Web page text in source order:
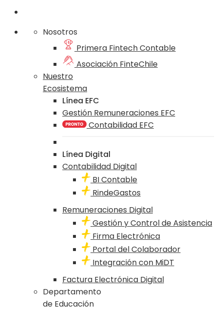
Nosotros
Primera Fintech Contable
Asociación FinteChile
Nuestro
Ecosistema
Línea EFC
Gestión Remuneraciones EFC
Contabilidad EFC
Línea Digital
Contabilidad Digital
BI Contable
RindeGastos
Remuneraciones Digital
Gestión y Control de Asistencia
Firma Electrónica
Portal del Colaborador
Integración con MiDT
Factura Electrónica Digital
Departamento
de Educación